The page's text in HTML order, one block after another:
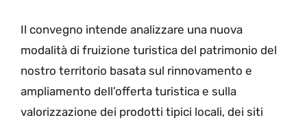
Il convegno intende analizzare una nuova
modalità di fruizione turistica del patrimonio del
nostro territorio basata sul rinnovamento e
ampliamento dell’offerta turistica e sulla
valorizzazione dei prodotti tipici locali, dei siti